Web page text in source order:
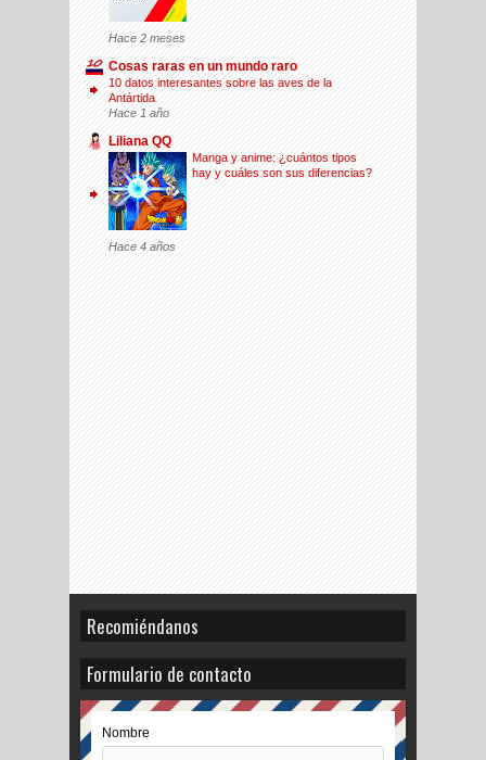
Hace 2 meses
Cosas raras en un mundo raro
10 datos interesantes sobre las aves de la
Antártida
Hace 1 año
Liliana QQ
Manga y anime: ¿cuántos tipos
hay y cuáles son sus diferencias?
Hace 4 años
Recomiéndanos
Formulario de contacto
Nombre